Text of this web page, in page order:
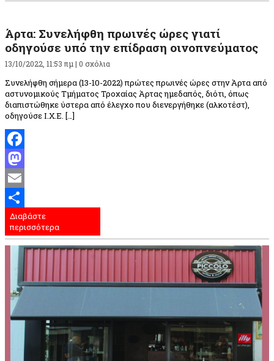
Άρτα: Συνελήφθη πρωινές ώρες γιατί
οδηγούσε υπό την επίδραση οινοπνεύματος
13/10/2022, 11:53 πμ | 0 σχόλια
Συνελήφθη σήμερα (13-10-2022) πρώτες πρωινές ώρες στην Άρτα από
αστυνομικούς Τμήματος Τροχαίας Άρτας ημεδαπός, διότι, όπως
διαπιστώθηκε ύστερα από έλεγχο που διενεργήθηκε (αλκοτέστ),
οδηγούσε Ι.Χ.Ε. […]
Facebook
Mastodon
Email
Μοιραστείτε
Διαβάστε
περισσότερα